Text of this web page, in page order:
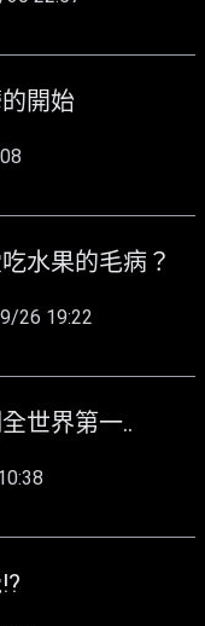
開始
水果的毛病？
26 19:22
世界第一..